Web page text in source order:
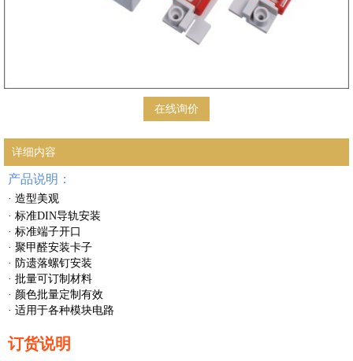
在线询价
详细内容
产品说明：
· 造型美观
· 标准DIN导轨安装
· 标准端子开口
· 聚甲醛安装卡子
· 防遗落螺钉安装
· 批量可订制材料
· 颜色批量定制有效
· 适用于各种模块电路
订货说明